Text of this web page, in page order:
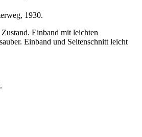
1930.
Einband mit leichten
Einband und Seitenschnitt leicht